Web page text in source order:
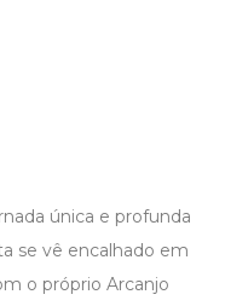
única e profunda
se vê encalhado em
o próprio Arcanjo